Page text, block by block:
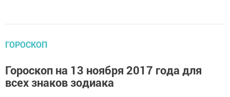
ГОРОСКОП
Гороскоп на 13 ноября 2017 года для
всех знаков зодиака